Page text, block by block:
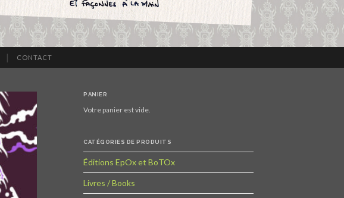
CONTACT
PANIER
Votre panier est vide.
CATÉGORIES DE PRODUITS
Éditions EpOx et BoTOx
Livres / Books